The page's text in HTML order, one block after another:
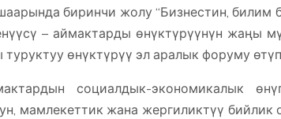
биринчи жолу “Бизнестин, билим
– аймактарды өнүктүрүүнүн жаңы
өнүктүрүү эл аралык форуму
социалдык-экономикалык
мамлекеттик жана жергиликтүү